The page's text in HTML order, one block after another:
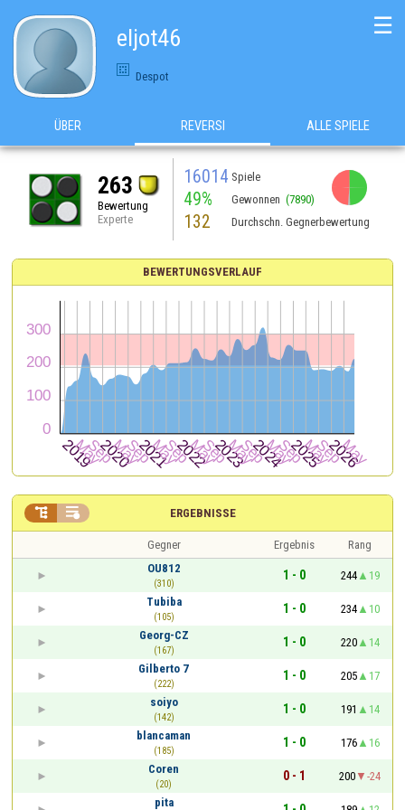
eljot46
Despot
☰
ÜBER REVERSI ALLE SPIELE
263
Bewertung
Experte
16014 Spiele
49% Gewonnen (7890)
132 Durchschn. Gegnerbewertung
BEWERTUNGSVERLAUF
ERGEBNISSE
 
Gegner Ergebnis
Rang
OU812
(310)
1 - 0 244
19
Tubiba
(105)
1 - 0 234
10
Georg-CZ
(167)
1 - 0 220
14
Gilberto 7
(222)
1 - 0 205
17
soiyo
(142)
1 - 0 191
14
blancaman
(185)
1 - 0 176
16
Coren
(20)
0 - 1 200
-24
pita